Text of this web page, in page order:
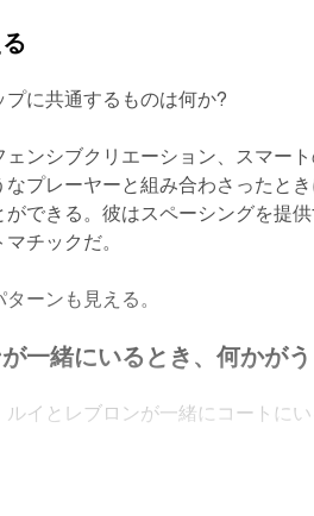
プに共通するものは何か?
ンシブクリエーション、スマー
なプレーヤーと組み合わさったと
ができる。彼はスペーシングを提
チックだ。
ーンも見える。
一緒にいるとき、何かが
イとレブロンが一緒にコートに